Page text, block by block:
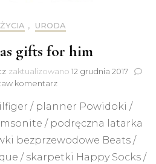
, URODA
gifts for him
zaktualizowano 12 grudnia 2017
komentarzdo
gifts
/ planner Powidoki /
/ podręczna latarka
bezprzewodowe Beats /
/ skarpetki Happy Socks /